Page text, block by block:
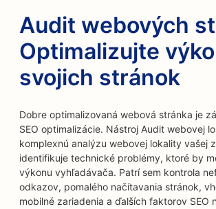
Audit webových
Optimalizujte
svojich stránok
Dobre optimalizovaná webová stránka je
SEO optimalizácie. Nástroj Audit webovej
komplexnú analýzu webovej lokality vašej
identifikuje technické problémy, ktoré by
výkonu vyhľadávača. Patrí sem kontrola
odkazov, pomalého načítavania stránok,
mobilné zariadenia a ďalších faktorov SEO